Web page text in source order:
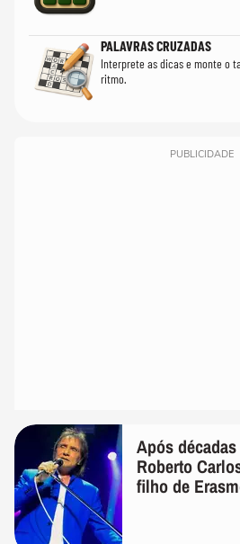
PALAVRAS CRUZADAS
Interprete as dicas e monte o
ritmo.
PUBLICIDADE
Após
Roberto
filho de